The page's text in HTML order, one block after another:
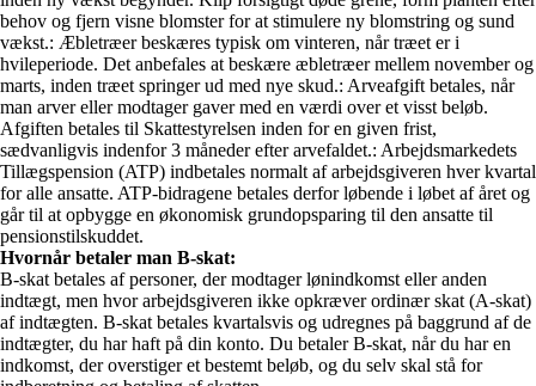
behov og fjern visne blomster for at stimulere ny blomstring og sund
vækst.: Æbletræer beskæres typisk om vinteren, når træet er i
hvileperiode. Det anbefales at beskære æbletræer mellem november og
marts, inden træet springer ud med nye skud.: Arveafgift betales, når
man arver eller modtager gaver med en værdi over et visst beløb.
Afgiften betales til Skattestyrelsen inden for en given frist,
sædvanligvis indenfor 3 måneder efter arvefaldet.: Arbejdsmarkedets
Tillægspension (ATP) indbetales normalt af arbejdsgiveren hver kvartal
for alle ansatte. ATP-bidragene betales derfor løbende i løbet af året og
går til at opbygge en økonomisk grundopsparing til den ansatte til
pensionstilskuddet.
Hvornår betaler man B-skat:
B-skat betales af personer, der modtager lønindkomst eller anden
indtægt, men hvor arbejdsgiveren ikke opkræver ordinær skat (A-skat)
af indtægten. B-skat betales kvartalsvis og udregnes på baggrund af de
indtægter, du har haft på din konto. Du betaler B-skat, når du har en
indkomst, der overstiger et bestemt beløb, og du selv skal stå for